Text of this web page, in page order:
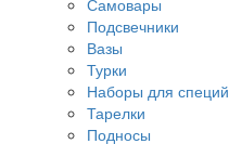
Самовары
Подсвечники
Вазы
Турки
Наборы для специй
Тарелки
Подносы